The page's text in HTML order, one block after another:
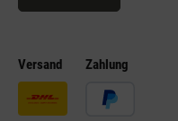
Versand Zahlung